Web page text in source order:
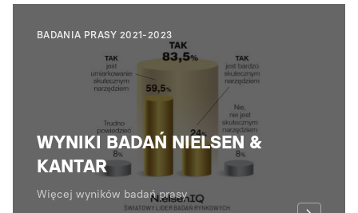
BADANIA PRASY 2021-2023
WYNIKI BADAŃ NIELSEN &
KANTAR
Więcej wyników badań prasy